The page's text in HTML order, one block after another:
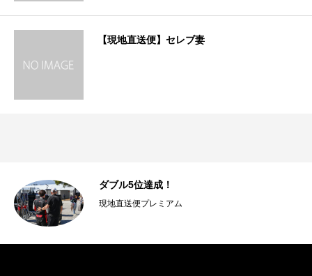
【現地直送便】セレブ妻
ダブル5位達成！
現地直送便プレミアム